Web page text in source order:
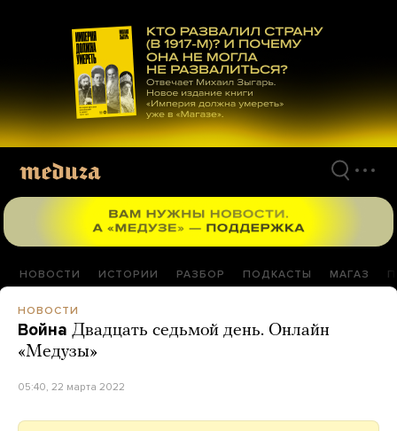
материалам
НОВОСТИ ИСТОРИИ РАЗБОР ПОДКАСТЫ МАГАЗ
НОВОСТИ
Война Двадцать седьмой день. Онлайн
«Медузы»
05:40, 22 марта 2022